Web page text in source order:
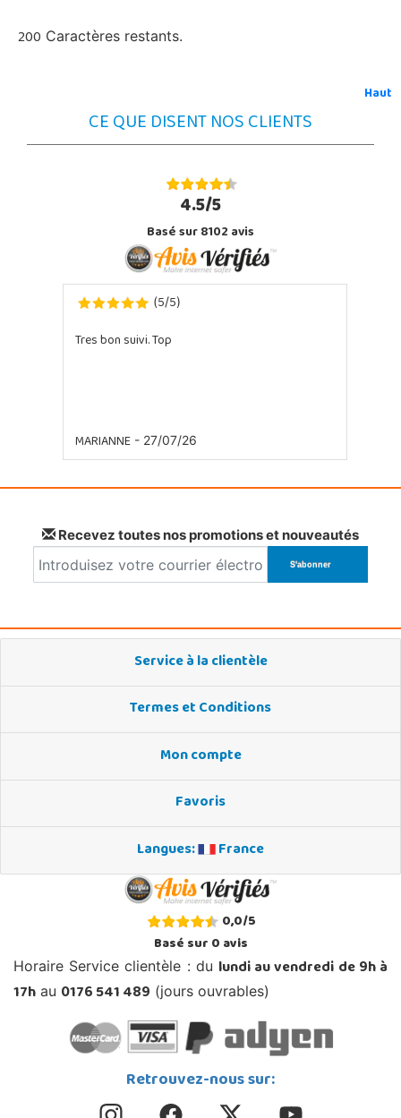
200 Caractères restants.
Haut
CE QUE DISENT NOS CLIENTS
4.5/5
Basé sur 8102 avis
(5/5)
Tres bon suivi. Top
MARIANNE- 27/07/26
Recevez toutes nos promotions et nouveautés
Service à la clientèle
Termes et Conditions
Mon compte
Favoris
Langues:
France
0,0/5
Basé sur0avis
Horaire Service clientèle : du lundi au vendredi de 9h à
17h au 0176 541 489 (jours ouvrables)
Retrouvez-nous sur: